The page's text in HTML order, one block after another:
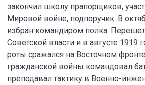
закончил школу прапорщиков,
Мировой войне, подпоручик. В
избран командиром полка.
Советской власти и в августе 1919
роты сражался на Восточном
гражданской войны командовал
преподавал тактику в Военно-